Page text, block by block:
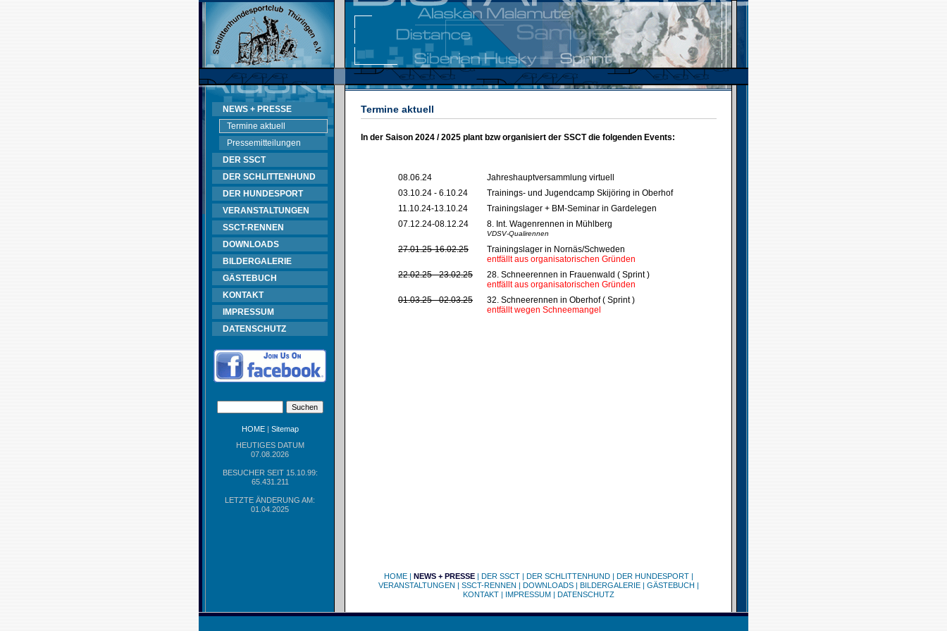
NEWS + PRESSE
Termine aktuell
Pressemitteilungen
DER SSCT
DER SCHLITTENHUND
DER HUNDESPORT
VERANSTALTUNGEN
SSCT-RENNEN
DOWNLOADS
BILDERGALERIE
GÄSTEBUCH
KONTAKT
IMPRESSUM
DATENSCHUTZ
HOME| Sitemap
HEUTIGES DATUM
07.08.2026
BESUCHER SEIT 15.10.99:
65.431.211
LETZTE ÄNDERUNG AM:
01.04.2025
Termine aktuell
In der Saison 2024 / 2025 plant bzw organisiert der SSCT die folgenden Events:
08.06.24
Jahreshauptversammlung virtuell
03.10.24 - 6.10.24
Trainings- und Jugendcamp Skijöring in Oberhof
11.10.24-13.10.24
Trainingslager + BM-Seminar in Gardelegen
07.12.24-08.12.24
8. Int. Wagenrennen in Mühlberg
VDSV-Qualirennen
27.01.25-16.02.25
Trainingslager in Nornäs/Schweden
entfällt aus organisatorischen Gründen
22.02.25 - 23.02.25
28. Schneerennen in Frauenwald ( Sprint )
entfällt aus organisatorischen Gründen
01.03.25 - 02.03.25
32. Schneerennen in Oberhof ( Sprint )
entfällt wegen Schneemangel
HOME| NEWS + PRESSE| DER SSCT| DER SCHLITTENHUND| DER HUNDESPORT|
VERANSTALTUNGEN | SSCT-RENNEN | DOWNLOADS| BILDERGALERIE| GÄSTEBUCH |
KONTAKT| IMPRESSUM| DATENSCHUTZ